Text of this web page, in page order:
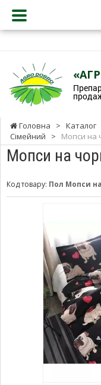
Головна > Каталог
Сімейний
> Мопси на
Мопси на
Код товару: Пол Мопси